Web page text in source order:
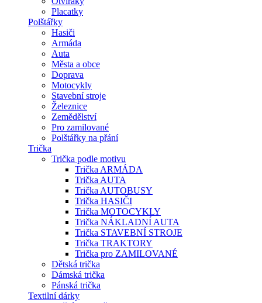
Placatky
Polštářky
Hasiči
Armáda
Auta
Města a obce
Doprava
Motocykly
Stavební stroje
Železnice
Zemědělství
Pro zamilované
Polštářky na přání
Trička
Trička podle motivu
Trička ARMÁDA
Trička AUTA
Trička AUTOBUSY
Trička HASIČI
Trička MOTOCYKLY
Trička NÁKLADNÍ AUTA
Trička STAVEBNÍ STROJE
Trička TRAKTORY
Trička pro ZAMILOVANÉ
Dětská trička
Dámská trička
Pánská trička
Textilní dárky